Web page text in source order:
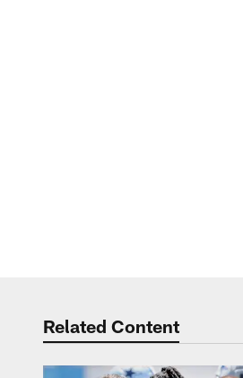
Related Content